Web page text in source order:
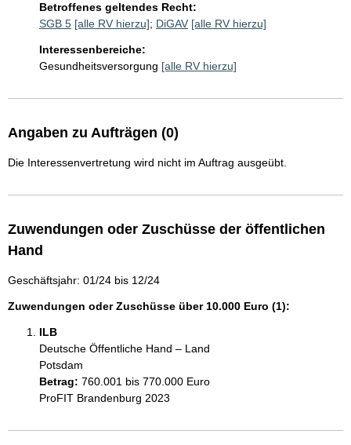
Betroffenes geltendes Recht:
SGB 5 [alle RV hierzu]; DiGAV [alle RV hierzu]
Interessenbereiche:
Gesundheitsversorgung [alle RV hierzu]
Angaben zu Aufträgen (0)
Die Interessenvertretung wird nicht im Auftrag ausgeübt.
Zuwendungen oder Zuschüsse der öffentlichen
Hand
Geschäftsjahr: 01/24 bis 12/24
Zuwendungen oder Zuschüsse über 10.000 Euro (1):
ILB
Deutsche Öffentliche Hand – Land
Potsdam
Betrag: 760.001 bis 770.000 Euro
ProFIT Brandenburg 2023